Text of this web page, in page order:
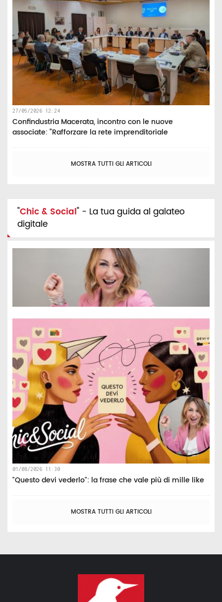
27/05/2026 12:24
Confindustria Macerata, incontro con le nuove
associate: “Rafforzare la rete imprenditoriale
MOSTRA TUTTI GLI ARTICOLI
"Chic & Social" - La tua guida al galateo
digitale
01/08/2026 11:30
"Questo devi vederlo": la frase che vale più di mille like
MOSTRA TUTTI GLI ARTICOLI